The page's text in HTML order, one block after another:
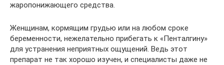
жаропонижающего средства.
Женщинам, кормящим грудью или на любом сроке
беременности, нежелательно прибегать к «Пенталгину»
для устранения неприятных ощущений. Ведь этот
препарат не так хорошо изучен, и специалисты даже не